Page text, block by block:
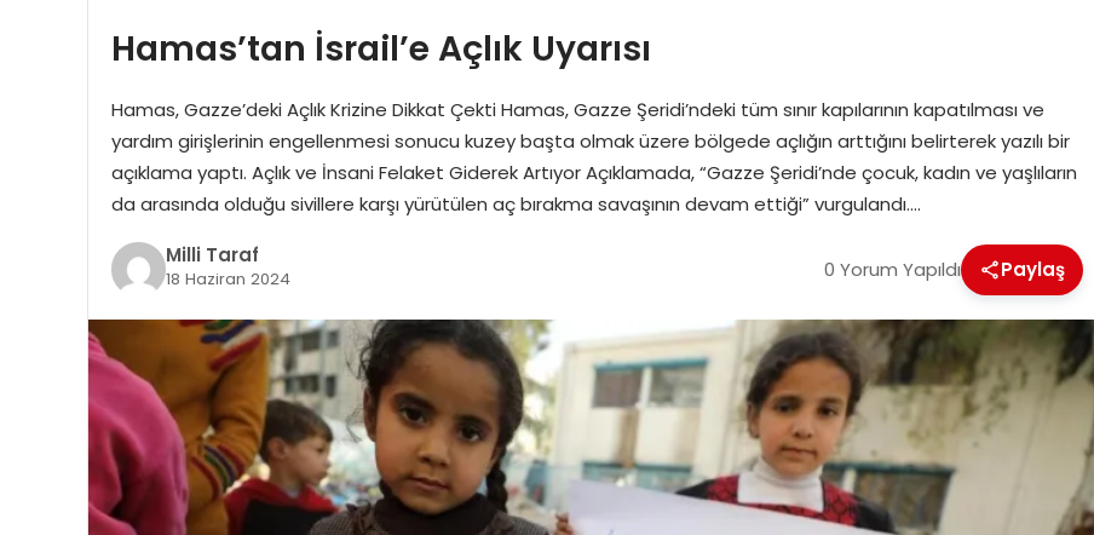
Hamas’tan İsrail’e Açlık Uyarısı
Hamas, Gazze’deki Açlık Krizine Dikkat Çekti Hamas, Gazze Şeridi’ndeki tüm sınır kapılarının kapatılması ve
yardım girişlerinin engellenmesi sonucu kuzey başta olmak üzere bölgede açlığın arttığını belirterek yazılı bir
açıklama yaptı. Açlık ve İnsani Felaket Giderek Artıyor Açıklamada, “Gazze Şeridi’nde çocuk, kadın ve yaşlıların
da arasında olduğu sivillere karşı yürütülen aç bırakma savaşının devam ettiği” vurgulandı….
Milli Taraf
18 Haziran 2024 0 Yorum Yapıldı Paylaş